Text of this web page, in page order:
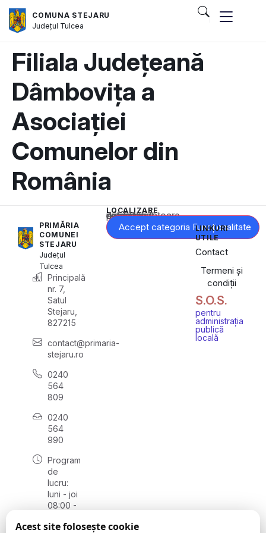
COMUNA STEJARU
Județul Tulcea
Filiala Județeană
Dâmbovița a
Asociației
Comunelor din
România
PRIMĂRIA
COMUNEI
STEJARU
Județul
Tulcea
Principală
nr. 7,
Satul
Stejaru,
827215
contact@primaria-
stejaru.ro
0240
564
809
0240
564
990
Program
de
lucru:
luni - joi
08:00 -
vineri
LOCALIZARE
Acest conținut este blocat până când acceptați categoria corespunzătoare de cookie-uri.
Accept categoria Funcționalitate
LINKURI
UTILE
Contact
Termeni și
condiții
S.O.S.
pentru
administrația
publică
locală
Acest site folosește cookie